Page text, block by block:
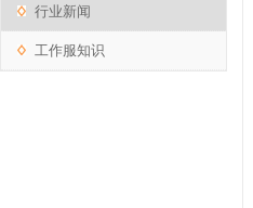
行业新闻
工作服知识